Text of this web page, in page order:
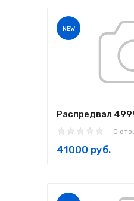
NEW
Распредвал
0
41000 руб.